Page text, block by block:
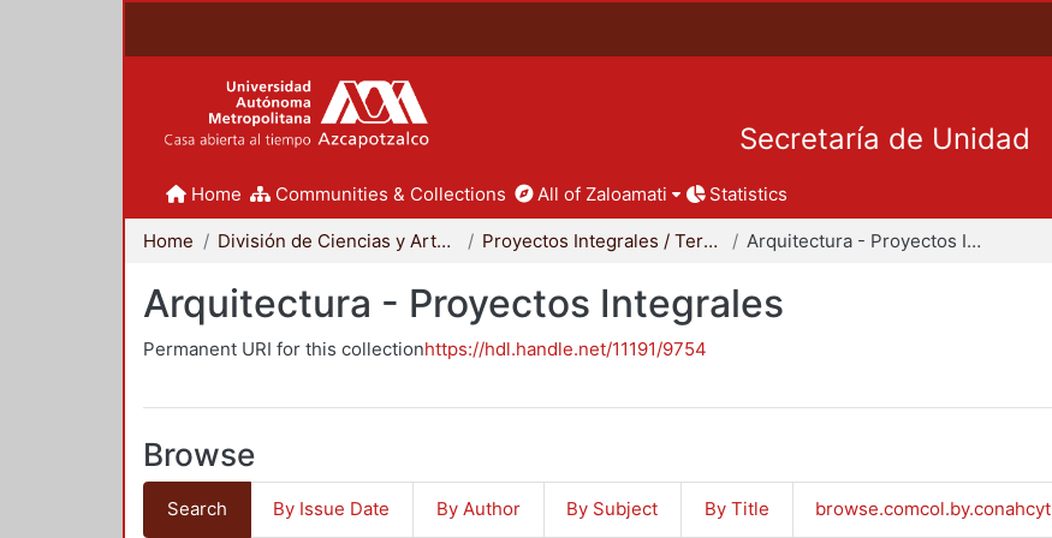
Secretaría de Unidad
Home Communities & Collections All of Zaloamati Statistics
Home División de Ciencias y Artes para el Diseño Proyectos Integrales / Terminales - Licenciatura Arquitectura - Proyectos Integrales
Arquitectura - Proyectos Integrales
Permanent URI for this collectionhttps://hdl.handle.net/11191/9754
Browse
Search By Issue Date By Author By Subject By Title browse.comcol.by.conahcyt